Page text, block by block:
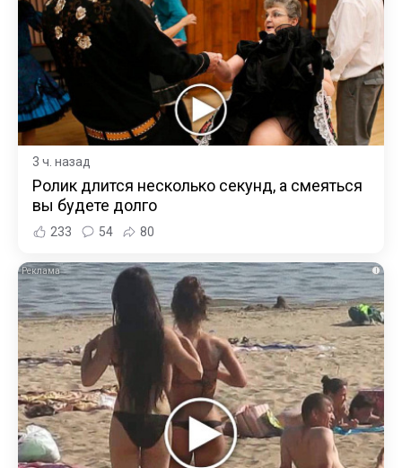
3 ч. назад
Ролик длится несколько секунд, а смеяться
вы будете долго
233 54 80
i